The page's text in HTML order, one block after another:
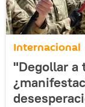
Internacional
"Degollar a